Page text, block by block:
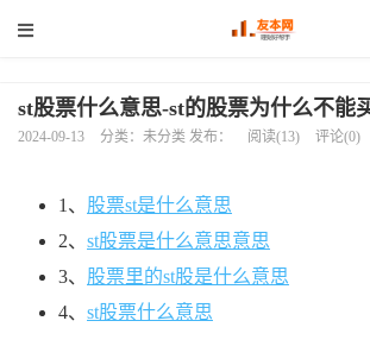
st股票什么意思-st的股票为什么不能
2024-09-13 分类：未分类 发布： 阅读(13) 评论(0)
1、 股票st是什么意思
2、 st股票是什么意思意思
3、 股票里的st股是什么意思
4、 st股票什么意思